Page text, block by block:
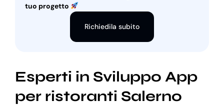
tuo progetto
Richiedila subito
Esperti in Sviluppo App
per ristoranti Salerno